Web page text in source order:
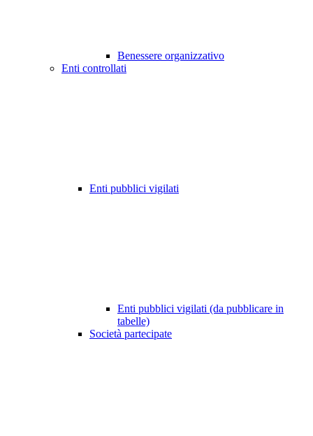
Benessere organizzativo
Enti controllati
Enti pubblici vigilati
Enti pubblici vigilati (da pubblicare in
tabelle)
Società partecipate